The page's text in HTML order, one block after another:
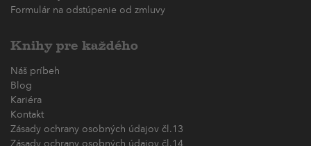
Formulár na odstúpenie od zmluvy
Knihy pre každého
Náš príbeh
Blog
Kariéra
Kontakt
Zásady ochrany osobných údajov čl.13